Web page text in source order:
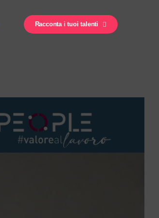
Racconta i tuoi talenti